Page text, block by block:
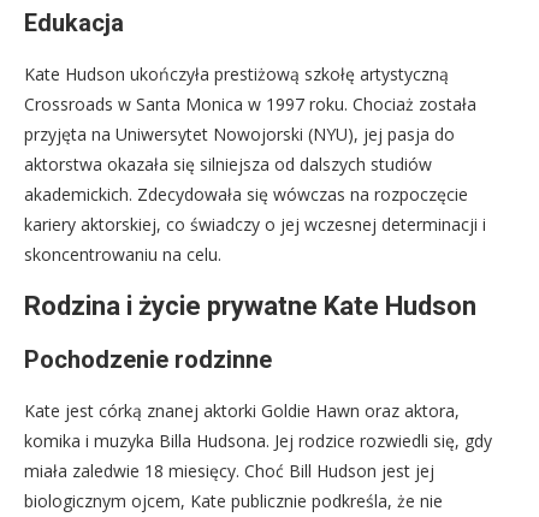
Edukacja
Kate Hudson ukończyła prestiżową szkołę artystyczną
Crossroads w Santa Monica w 1997 roku. Chociaż została
przyjęta na Uniwersytet Nowojorski (NYU), jej pasja do
aktorstwa okazała się silniejsza od dalszych studiów
akademickich. Zdecydowała się wówczas na rozpoczęcie
kariery aktorskiej, co świadczy o jej wczesnej determinacji i
skoncentrowaniu na celu.
Rodzina i życie prywatne Kate Hudson
Pochodzenie rodzinne
Kate jest córką znanej aktorki Goldie Hawn oraz aktora,
komika i muzyka Billa Hudsona. Jej rodzice rozwiedli się, gdy
miała zaledwie 18 miesięcy. Choć Bill Hudson jest jej
biologicznym ojcem, Kate publicznie podkreśla, że nie